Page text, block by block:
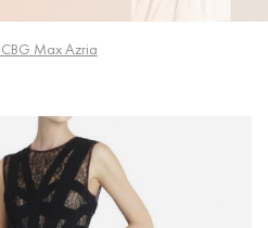
Max Azria